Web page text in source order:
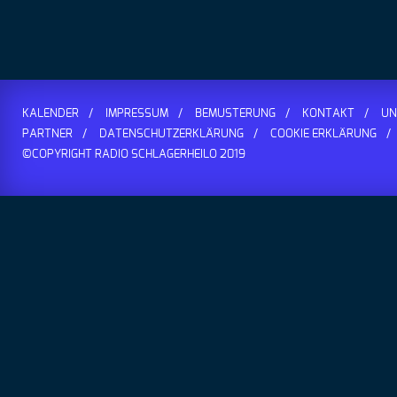
KALENDER IMPRESSUM BEMUSTERUNG KONTAKT
PARTNER
DATENSCHUTZERKLÄRUNG
COOKIE ERKLÄRUNG
©COPYRIGHT RADIO SCHLAGERHEILO 2019